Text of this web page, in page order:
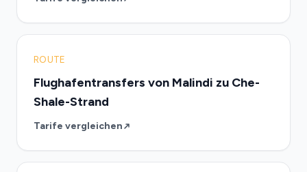
ROUTE
Flughafentransfers von Malindi zu Che-
Shale-Strand
Tarife vergleichen